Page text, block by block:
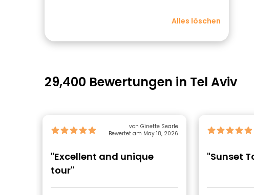
Alles löschen
29,400 Bewertungen in Tel Aviv
von Ginette Searle
Bewertet am May 18, 2026
"Excellent and unique
tour"
"Sunset